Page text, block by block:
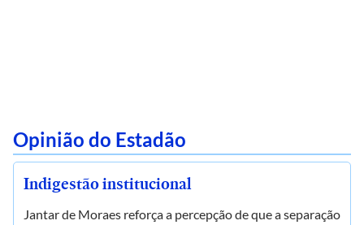
Opinião do Estadão
Indigestão institucional
Jantar de Moraes reforça a percepção de que a separação